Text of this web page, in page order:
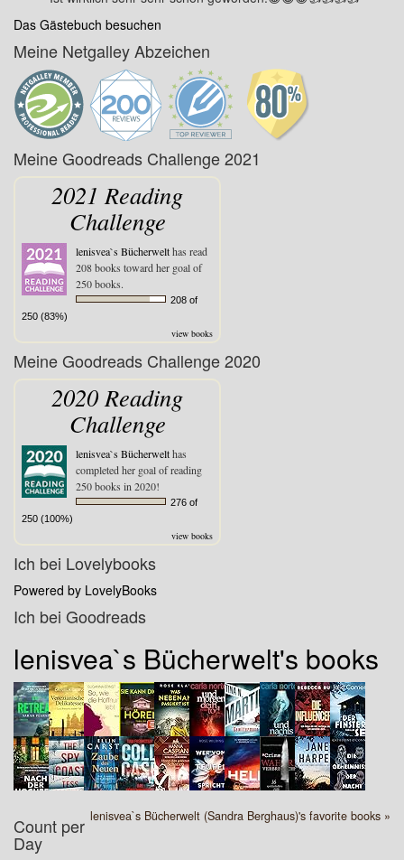
Das Gästebuch besuchen
Meine Netgalley Abzeichen
Meine Goodreads Challenge 2021
2021 Reading
Challenge
lenisvea`s Bücherwelthas read
208 books toward her goal of
250 books.
208 of
250 (83%)
view books
Meine Goodreads Challenge 2020
2020 Reading
Challenge
lenisvea`s Bücherwelthas
completed her goal of reading
250 books in 2020!
276 of
250 (100%)
view books
Ich bei Lovelybooks
Powered by LovelyBooks
Ich bei Goodreads
lenisvea`s Bücherwelt's books
lenisvea`s Bücherwelt (Sandra Berghaus)'s favorite books »
Count per
Day